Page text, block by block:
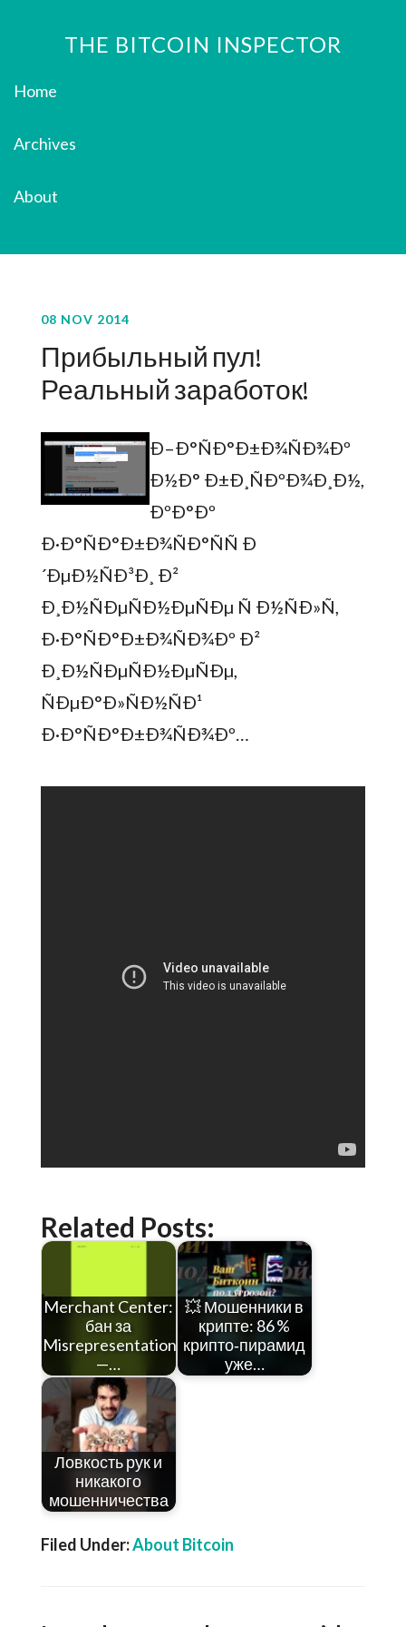
THE BITCOIN INSPECTOR
Home
Archives
About
08 NOV 2014
Прибыльный пул!
Реальный заработок!
Ð–Ð°ÑÐ°Ð±Ð¾ÑÐ¾Ðº
Ð½Ð° Ð±Ð¸ÑÐºÐ¾Ð¸Ð½,
ÐºÐ°Ðº
Ð·Ð°ÑÐ°Ð±Ð¾ÑÐ°ÑÑ Ð
´ÐµÐ½ÑÐ³Ð¸ Ð²
Ð¸Ð½ÑÐµÑÐ½ÐµÑÐµ Ñ Ð½ÑÐ»Ñ,
Ð·Ð°ÑÐ°Ð±Ð¾ÑÐ¾Ðº Ð²
Ð¸Ð½ÑÐµÑÐ½ÐµÑÐµ,
ÑÐµÐ°Ð»ÑÐ½ÑÐ¹
Ð·Ð°ÑÐ°Ð±Ð¾ÑÐ¾Ðº…
Related Posts:
Merchant Center:
бан за
Misrepresentation
—…
💥 Мошенники в
крипте: 86 %
крипто‑пирамид
уже…
Ловкость рук и
никакого
мошенничества
Filed Under:About Bitcoin